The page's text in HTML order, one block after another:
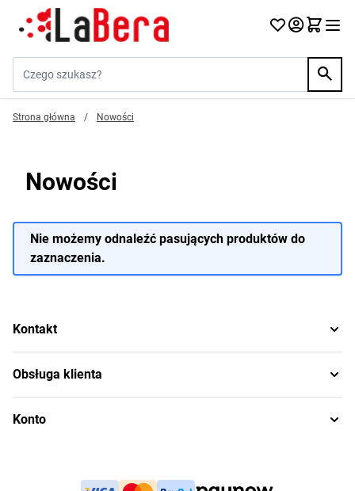
Przejdź do treści
Strona główna / Nowości
Nowości
Nie możemy odnaleźć pasujących produktów do
zaznaczenia.
Kontakt
Obsługa klienta
Konto